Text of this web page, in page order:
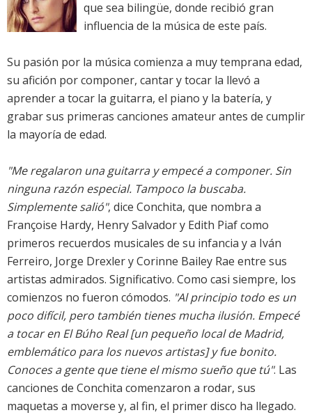
que sea bilingüe, donde recibió gran
influencia de la música de este país.
Su pasión por la música comienza a muy temprana edad,
su afición por componer, cantar y tocar la llevó a
aprender a tocar la guitarra, el piano y la batería, y
grabar sus primeras canciones amateur antes de cumplir
la mayoría de edad.
"Me regalaron una guitarra y empecé a componer. Sin
ninguna razón especial. Tampoco la buscaba.
Simplemente salió", dice Conchita, que nombra a
Françoise Hardy, Henry Salvador y Edith Piaf como
primeros recuerdos musicales de su infancia y a Iván
Ferreiro, Jorge Drexler y Corinne Bailey Rae entre sus
artistas admirados. Significativo. Como casi siempre, los
comienzos no fueron cómodos. "Al principio todo es un
poco difícil, pero también tienes mucha ilusión. Empecé
a tocar en El Búho Real [un pequeño local de Madrid,
emblemático para los nuevos artistas] y fue bonito.
Conoces a gente que tiene el mismo sueño que tú". Las
canciones de Conchita comenzaron a rodar, sus
maquetas a moverse y, al fin, el primer disco ha llegado.